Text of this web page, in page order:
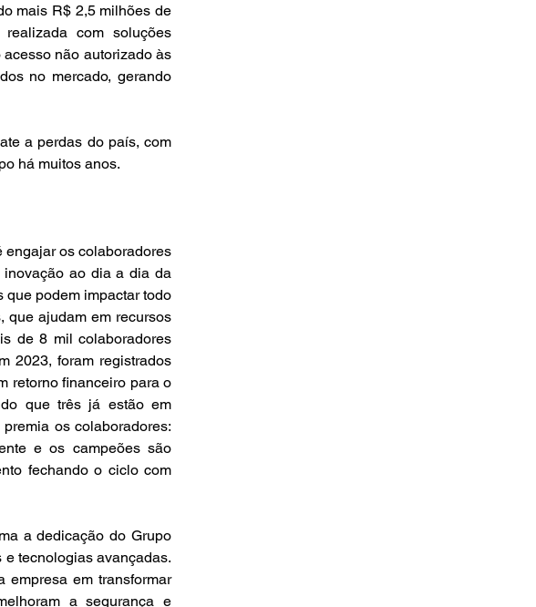
mais R$ 2,5 milhões de
com soluções
não autorizado às
no mercado, gerando
a perdas do país, com
há muitos anos.
engajar os colaboradores
ao dia a dia da
que podem impactar todo
que ajudam em recursos
de 8 mil colaboradores
2023, foram registrados
retorno financeiro para o
que três já estão em
os colaboradores:
e os campeões são
fechando o ciclo com
a dedicação do Grupo
tecnologias avançadas.
empresa em transformar
a segurança e